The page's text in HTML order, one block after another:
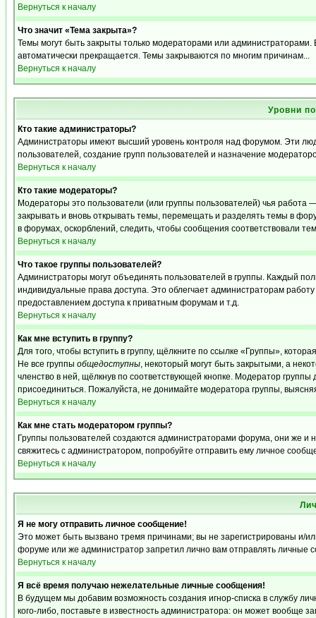
Вернуться к началу
Что значит «Тема закрыта»?
Темы могут быть закрыты только модераторами или
автоматически прекращается. Темы закрываются по многим причинам...
Вернуться к началу
Уровни
Кто такие администраторы?
Администраторы имеют высший уровень контроля над форумом. Эти
пользователей, создание групп пользователей и назначение
Вернуться к началу
Кто такие модераторы?
Модераторы это пользователи (или группы пользователей) чья
закрывать и вновь открывать темы, перемещать и разделять темы в
в форумах, оскорблений, следить, чтобы сообщения соответствовали
Вернуться к началу
Что такое группы пользователей?
Администраторы могут объединять пользователей в группы. Каждый
индивидуальные права доступа. Это облегчает администраторам
предоставлением доступа к приватным форумам и т.д.
Вернуться к началу
Как мне вступить в группу?
Для того, чтобы вступить в группу, щёлкните по ссылке «Группы»,
Не все группы общедоступны, некоторый могут быть закрытыми, а
членство в ней, щёлкнув по соответствующей кнопке. Модератор
присоединиться. Пожалуйста, не донимайте модератора группы,
Вернуться к началу
Как мне стать модератором группы?
Группы пользователей создаются администраторами форума, они же и
свяжитесь с администратором, попробуйте отправить ему личное
Вернуться к началу
Я не могу отправить личное сообщение!
Это может быть вызвано тремя причинами; вы не зарегистрированы и/
форуме или же администратор запретил лично вам отправлять личные
Вернуться к началу
Я всё время получаю нежелательные личные сообщения!
В будущем мы добавим возможность создания игнор-списка в службу
кого-либо, поставьте в известность администратора: он может вообще